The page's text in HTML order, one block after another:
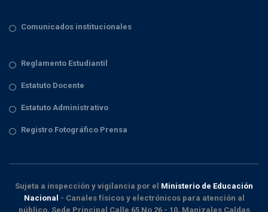
Comunicados institucionales
Reglamento Estudiantil
Estatuto Docente
Estatuto Administrativo
Registro Fotográfico Prensa
Sujeta a inspección y vigilancia por el Ministerio de Educación
Nacional - Canales físicos y electrónicos para atención al
público, Sede Principal Calle 65 No 26 - 10, Manizales Caldas